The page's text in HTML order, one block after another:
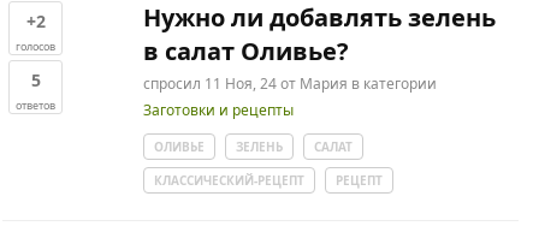
+2
голосов
5
ответов
Нужно ли добавлять зелень
в салат Оливье?
спросил 11 Ноя, 24 от Мария в категории
Заготовки и рецепты
ОЛИВЬЕ ЗЕЛЕНЬ
САЛАТ
КЛАССИЧЕСКИЙ-РЕЦЕПТ
РЕЦЕПТ